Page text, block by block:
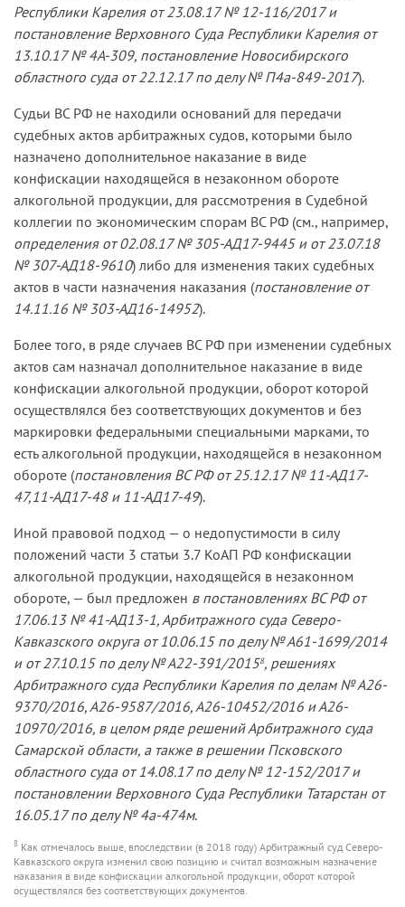
Республики Карелия от 23.08.17 № 12-116/2017 и
постановление Верховного Суда Республики Карелия от
13.10.17 № 4А-309, постановление Новосибирского
областного суда от 22.12.17 по делу № П4а-849-2017).
Судьи ВС РФ не находили оснований для передачи
судебных актов арбитражных судов, которыми было
назначено дополнительное наказание в виде
конфискации находящейся в незаконном обороте
алкогольной продукции, для рассмотрения в Судебной
коллегии по экономическим спорам ВС РФ (см., например,
определения от 02.08.17 № 305-АД17-9445 и от 23.07.18
№ 307-АД18-9610) либо для изменения таких судебных
актов в части назначения наказания (постановление от
14.11.16 № 303-АД16-14952).
Более того, в ряде случаев ВС РФ при изменении судебных
актов сам назначал дополнительное наказание в виде
конфискации алкогольной продукции, оборот которой
осуществлялся без соответствующих документов и без
маркировки федеральными специальными марками, то
есть алкогольной продукции, находящейся в незаконном
обороте (постановления ВС РФ от 25.12.17 № 11-АД17-
47,11-АД17-48 и 11-АД17-49).
Иной правовой подход — о недопустимости в силу
положений части 3 статьи 3.7 КоАП РФ конфискации
алкогольной продукции, находящейся в незаконном
обороте, — был предложен в постановлениях ВС РФ от
17.06.13 № 41-АД13-1, Арбитражного суда Северо-
Кавказского округа от 10.06.15 по делу № А61-1699/2014
и от 27.10.15 по делу № А22-391/20158, решениях
Арбитражного суда Республики Карелия по делам № А26-
9370/2016, А26-9587/2016, А26-10452/2016 и А26-
10970/2016, в целом ряде решений Арбитражного суда
Самарской области, а также в решении Псковского
областного суда от 14.08.17 по делу № 12-152/2017 и
постановлении Верховного Суда Республики Татарстан от
16.05.17 по делу № 4а-474м.
8 Как отмечалось выше, впоследствии (в 2018 году) Арбитражный суд Северо-
Кавказского округа изменил свою позицию и считал возможным назначение
наказания в виде конфискации алкогольной продукции, оборот которой
осуществлялся без соответствующих документов.